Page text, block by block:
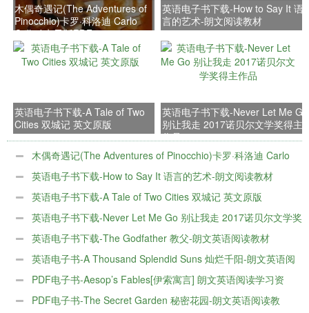
木偶奇遇记(The Adventures of
Pinocchio)卡罗·科洛迪 Carlo
Collodi电子版PDF
英语电子书下载-How to Say It 语
言的艺术-朗文阅读教材
英语电子书下载-A Tale of Two
Cities 双城记 英文原版
英语电子书下载-Never Let Me Go
别让我走 2017诺贝尔文学奖得主
作品
木偶奇遇记(The Adventures of Pinocchio)卡罗·科洛迪 Carlo
Collodi电子版PDF
英语电子书下载-How to Say It 语言的艺术-朗文阅读教材
英语电子书下载-A Tale of Two Cities 双城记 英文原版
英语电子书下载-Never Let Me Go 别让我走 2017诺贝尔文学奖
得主作品
英语电子书下载-The Godfather 教父-朗文英语阅读教材
英语电子书-A Thousand Splendid Suns 灿烂千阳-朗文英语阅
读教材PDF电子书-Aesop’s Fables[伊索寓言] 朗文英语阅读学习资
料
PDF电子书-The Secret Garden 秘密花园-朗文英语阅读教